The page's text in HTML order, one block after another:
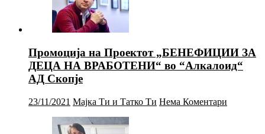
Промоција на Проектот „БЕНЕФИЦИИ ЗА
ДЕЦА НА ВРАБОТЕНИ“ во “Алкалоид“
АД Скопје
23/11/2021 Мајка Ти и Татко Ти Нема Коментари